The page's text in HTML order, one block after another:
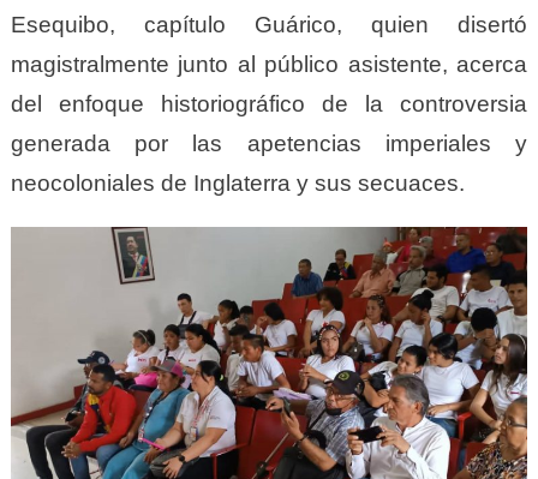
Esequibo, capítulo Guárico, quien disertó
magistralmente junto al público asistente, acerca
del enfoque historiográfico de la controversia
generada por las apetencias imperiales y
neocoloniales de Inglaterra y sus secuaces.